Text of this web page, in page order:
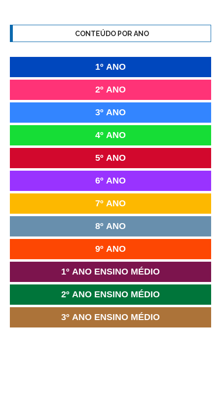
CONTEÚDO POR ANO
1º ANO
2º ANO
3º ANO
4º ANO
5º ANO
6º ANO
7º ANO
8º ANO
9º ANO
1º ANO ENSINO MÉDIO
2º ANO ENSINO MÉDIO
3º ANO ENSINO MÉDIO